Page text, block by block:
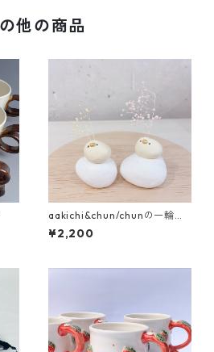
他の商品
aakichi&chun/chunの一輪挿
し 乗っかりたまご
¥2,200